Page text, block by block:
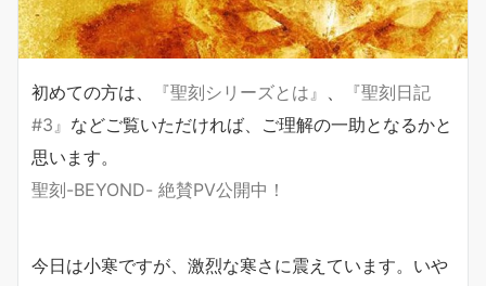
初めての方は、 『聖刻シリーズとは』 、
『聖刻日記
#3』 などご覧いただければ、ご理解の一助となるかと
思います。
聖刻-BEYOND- 絶賛PV公開中！
今日は小寒ですが、激烈な寒さに震えています。いや